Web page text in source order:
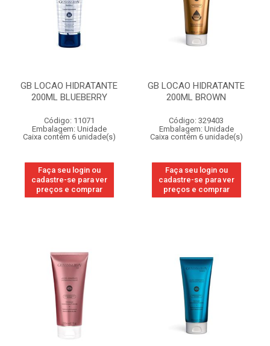
GB LOCAO HIDRATANTE
200ML BLUEBERRY
Código: 11071
Embalagem: Unidade
Caixa contém 6 unidade(s)
Faça seu login ou
cadastre-se para ver
preços e comprar
GB LOCAO HIDRATANTE
200ML BROWN
Código: 329403
Embalagem: Unidade
Caixa contém 6 unidade(s)
Faça seu login ou
cadastre-se para ver
preços e comprar